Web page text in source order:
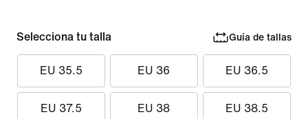
Selecciona tu talla Guía de tallas
EU 35.5 EU 36 EU 36.5
EU 37.5 EU 38 EU 38.5